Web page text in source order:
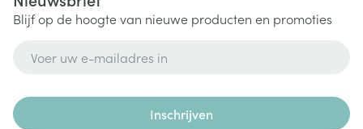
Blijf op de hoogte van nieuwe producten en promoties
Inschrijven